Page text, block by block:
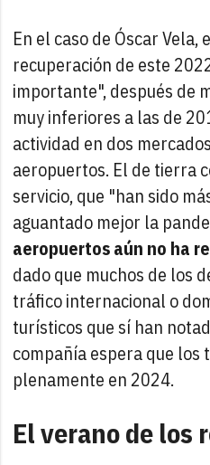
En el caso de Óscar Vela,
recuperación de este
importante", después de
muy inferiores a las de
actividad en dos
aeropuertos. El de tierra
servicio, que "han sido
aguantado mejor la
aeropuertos aún no ha
dado que muchos de los
tráfico internacional o
turísticos que sí han
compañía espera que los
plenamente en 2024.
El verano de los